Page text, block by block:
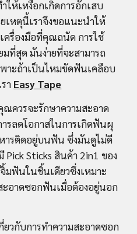
ให้เหงือกเกิดการอักเสบ
เหตุนี้เราจึงขอแนะนำให้
ครื่องมือที่คุณถนัด การใช้
ที่สุด มันง่ายที่จะสามารถ
พาะถ้าเป็นไหมขัดฟันเคลือบ
า Easy Tape
ควรจะรักษาความสะอาด
รลดโอกาสในการเกิดฟันผุ
ารติดอยู่บนฟัน ซึ่งมันดูไม่ดี
Pick Sticks สินค้า 2in1 ของ
มฟันในชิ้นเดียวซึ่งเหมาะ
ะอาดซอกฟันเมื่อต้องอยู่นอก
ยวกับการทำความสะอาดซอก